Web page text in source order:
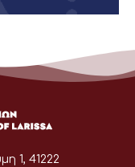
1, 41222